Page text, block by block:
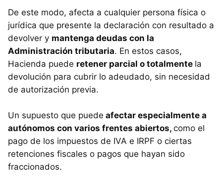
De este modo, afecta a cualquier persona física o
jurídica que presente la declaración con resultado a
devolver y mantenga deudas con la
Administración tributaria. En estos casos,
Hacienda puede retener parcial o totalmente la
devolución para cubrir lo adeudado, sin necesidad
de autorización previa.
Un supuesto que puede afectar especialmente a
autónomos con varios frentes abiertos, como el
pago de los impuestos de IVA e IRPF o ciertas
retenciones fiscales o pagos que hayan sido
fraccionados.